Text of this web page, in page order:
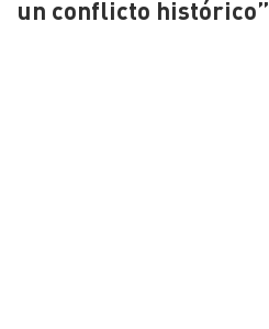
un conflicto histórico”